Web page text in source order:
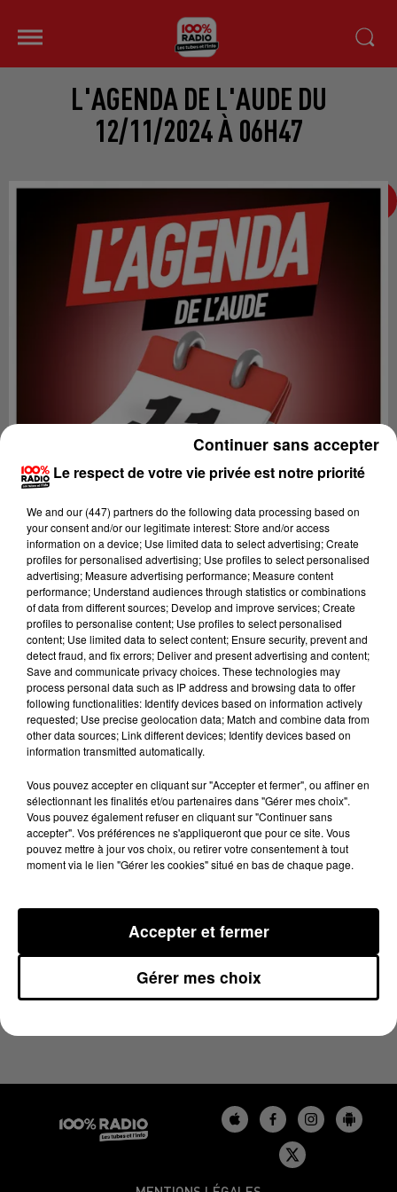
L'AGENDA DE L'AUDE DU
12/11/2024 À 06H47
Lecture (1 min 14 sec)
100%
12 novembre 2024 - 1 min 14 sec
L'AGENDA DE L'AUDE DU 12/11/2024 À 06H47
Le respect de votre vie privée est notre priorité
We and our (447) partnersdo the following data processing based on
your consent and/or our legitimate interest: Store and/or access
information on a device; Use limited data to select advertising; Create
profiles for personalised advertising; Use profiles to select personalised
advertising; Measure advertising performance; Measure content
performance; Understand audiences through statistics or combinations
of data from different sources; Develop and improve services; Create
profiles to personalise content; Use profiles to select personalised
content; Use limited data to select content; Ensure security, prevent and
detect fraud, and fix errors; Deliver and present advertising and content;
Save and communicate privacy choices. These technologies may
process personal data such as IP address and browsing data to offer
following functionalities: Identify devices based on information actively
requested; Use precise geolocation data; Match and combine data from
other data sources; Link different devices; Identify devices based on
information transmitted automatically.
Vous pouvez accepter en cliquant sur "Accepter et fermer", ou affiner en
sélectionnant les finalités et/ou partenaires dans "Gérer mes choix".
Vous pouvez également refuser en cliquant sur "Continuer sans
accepter". Vos préférences ne s'appliqueront que pour ce site. Vous
pouvez mettre à jour vos choix, ou retirer votre consentement à tout
moment via le lien "Gérer les cookies" situé en bas de chaque page.
Gérer mes choix
Accepter et fermer
Continuer sans accepter